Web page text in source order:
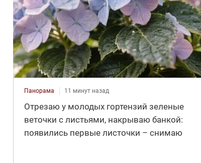
Панорама 11 минут назад
Отрезаю у молодых гортензий зеленые
веточки с листьями, накрываю банкой:
появились первые листочки – снимаю